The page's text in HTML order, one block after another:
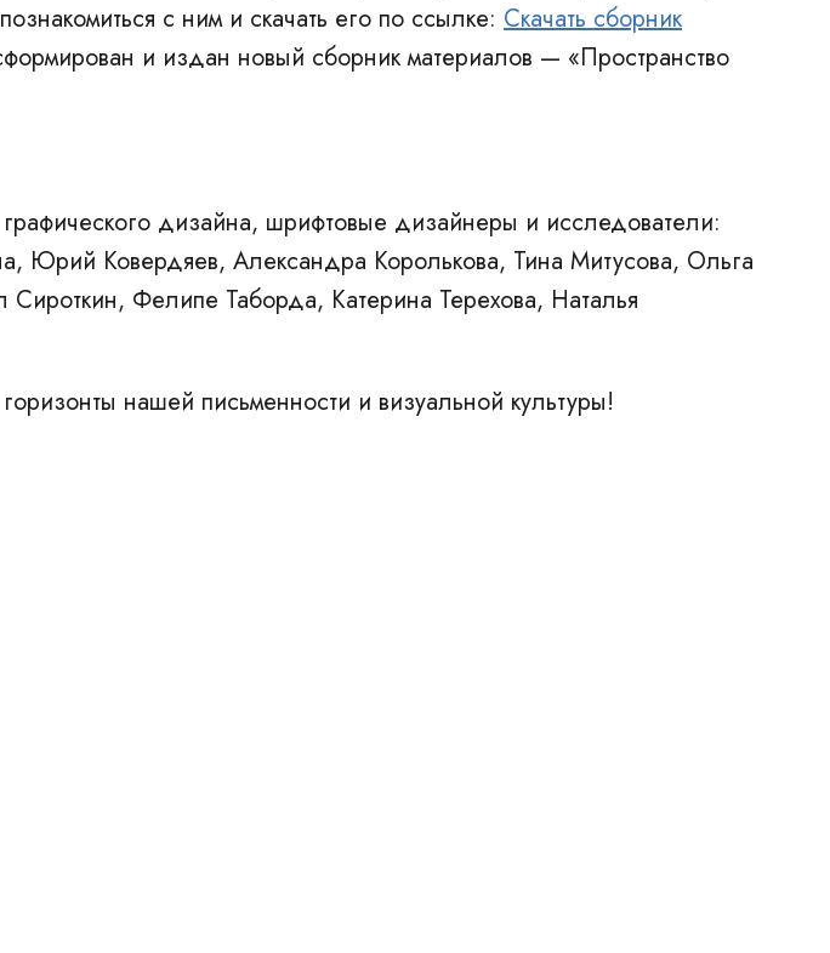
с ним и скачать его по ссылке: Скачать сборник
и издан новый сборник материалов — «Пространство
дизайна, шрифтовые дизайнеры и исследователи:
Юрий Ковердяев, Александра Королькова, Тина Митусова, Ольга
Фелипе Таборда, Катерина Терехова, Наталья
нашей письменности и визуальной культуры!